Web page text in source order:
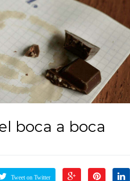
boca a boca
Tweet on Twitter